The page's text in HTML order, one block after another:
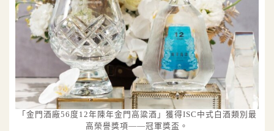
「金門酒廠56度12年陳年金門高粱酒」獲得ISC中式白酒類別最
高榮譽獎項——冠軍獎盃。